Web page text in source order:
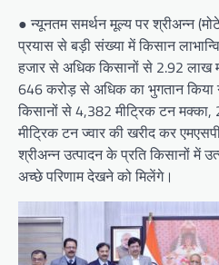
● न्यूनतम समर्थन मूल्य पर श्रीअन्न
प्रयास से बड़ी संख्या में किसान
हजार से अधिक किसानों से 2.92 लाख
646 करोड़ से अधिक का भुगतान किया
किसानों से 4,382 मीट्रिक टन
मीट्रिक टन ज्वार की खरीद कर
श्रीअन्न उत्पादन के प्रति किसानों में
अच्छे परिणाम देखने को मिलेंगे।